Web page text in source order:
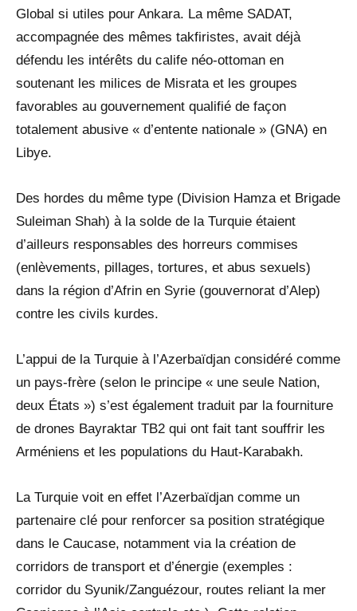
Global si utiles pour Ankara. La même SADAT,
accompagnée des mêmes takfiristes, avait déjà
défendu les intérêts du calife néo-ottoman en
soutenant les milices de Misrata et les groupes
favorables au gouvernement qualifié de façon
totalement abusive « d’entente nationale » (GNA) en
Libye.
Des hordes du même type (Division Hamza et Brigade
Suleiman Shah) à la solde de la Turquie étaient
d’ailleurs responsables des horreurs commises
(enlèvements, pillages, tortures, et abus sexuels)
dans la région d’Afrin en Syrie (gouvernorat d’Alep)
contre les civils kurdes.
L’appui de la Turquie à l’Azerbaïdjan considéré comme
un pays-frère (selon le principe « une seule Nation,
deux États ») s’est également traduit par la fourniture
de drones Bayraktar TB2 qui ont fait tant souffrir les
Arméniens et les populations du Haut-Karabakh.
La Turquie voit en effet l’Azerbaïdjan comme un
partenaire clé pour renforcer sa position stratégique
dans le Caucase, notamment via la création de
corridors de transport et d’énergie (exemples :
corridor du Syunik/Zanguézour, routes reliant la mer